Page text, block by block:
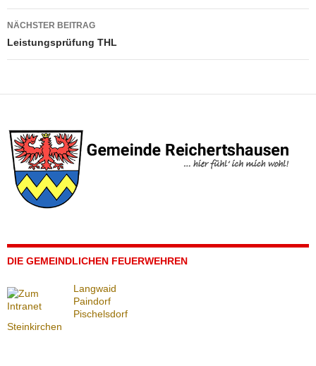
NÄCHSTER BEITRAG
Leistungsprüfung THL
DIE GEMEINDLICHEN FEUERWEHREN
Langwaid
Paindorf
Pischelsdorf
Steinkirchen